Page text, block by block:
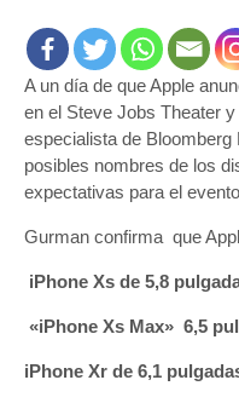
Xr,
Xs
y
Xs
Max,
Apple
Watch
iOS12
anuncios
de
MacBooks
y
A un día de que Apple
en el Steve Jobs Theater
especialista de
posibles nombres de los
expectativas para el evento
Gurman confirma que
iPhone Xs de 5,8
«iPhone Xs Max» 6,5
iPhone Xr de 6,1